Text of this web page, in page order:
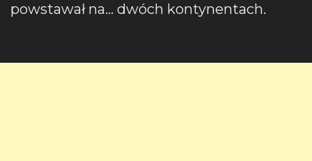
powstawał na… dwóch kontynentach.